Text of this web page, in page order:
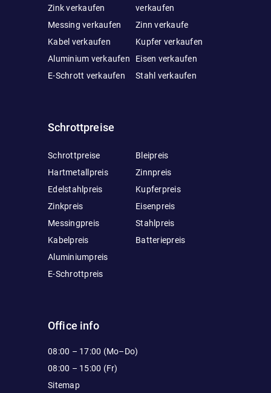
Zink verkaufen
Messing verkaufen
Kabel verkaufen
Aluminium verkaufen
E-Schrott verkaufen
verkaufen
Zinn verkaufe
Kupfer verkaufen
Eisen verkaufen
Stahl verkaufen
Schrottpreise
Schrottpreise
Hartmetallpreis
Edelstahlpreis
Zinkpreis
Messingpreis
Kabelpreis
Aluminiumpreis
E-Schrottpreis
Bleipreis
Zinnpreis
Kupferpreis
Eisenpreis
Stahlpreis
Batteriepreis
Office info
08:00 – 17:00 (Mo–Do)
08:00 – 15:00 (Fr)
Sitemap